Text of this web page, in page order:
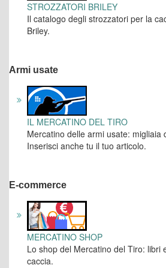
STROZZATORI BRILEY
Il catalogo degli strozzatori per la
Briley.
Armi usate
IL MERCATINO DEL TIRO
Mercatino delle armi usate: migliaia
Inserisci anche tu il tuo articolo.
E-commerce
MERCATINO SHOP
Lo shop del Mercatino del Tiro: libri
caccia.